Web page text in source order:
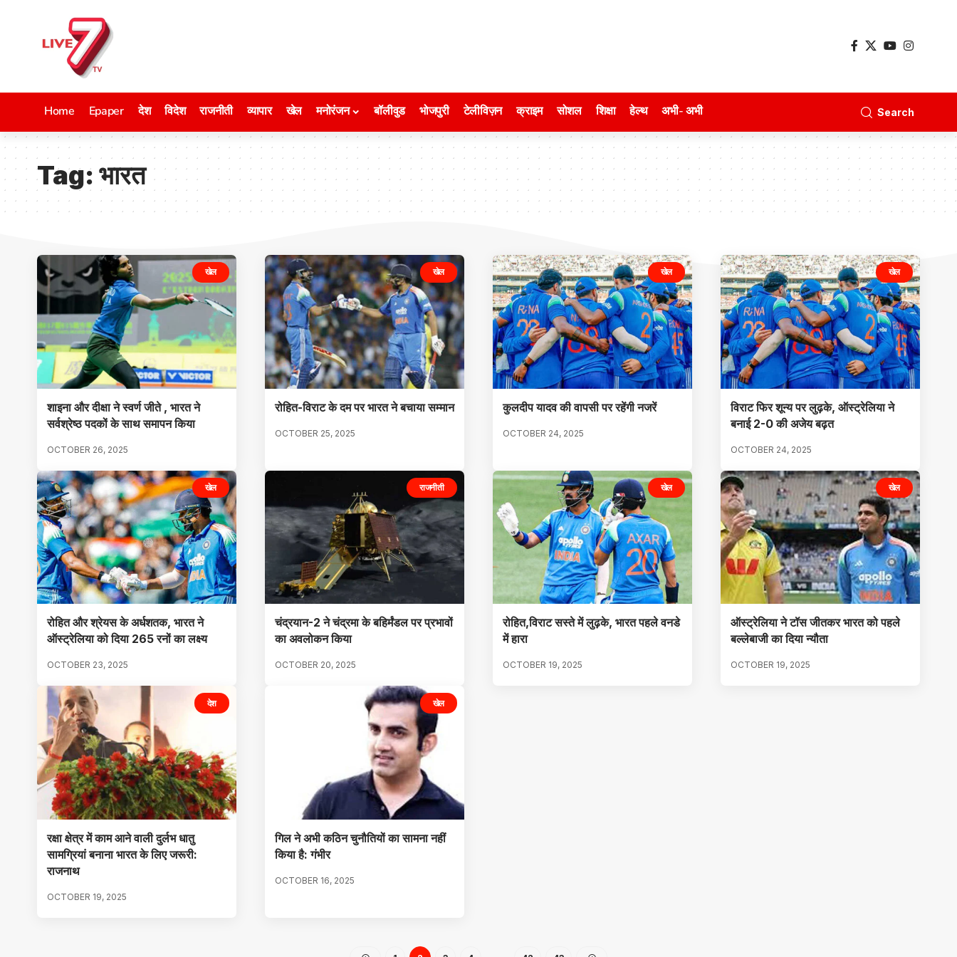
Home Epaper देश विदेश राजनीती व्यापार खेल मनोरंजन बॉलीवुड भोजपुरी टेलीविज़न क्राइम सोशल शिक्षा हेल्थ अभी- अभी Search
Tag: भारत
खेल
शाइना और दीक्षा ने स्वर्ण जीते , भारत ने
सर्वश्रेष्ठ पदकों के साथ समापन किया
OCTOBER 26, 2025
खेल
रोहित-विराट के दम पर भारत ने बचाया सम्मान
OCTOBER 25, 2025
खेल
कुलदीप यादव की वापसी पर रहेंगी नजरें
OCTOBER 24, 2025
खेल
विराट फिर शून्य पर लुढ़के, ऑस्ट्रेलिया ने
बनाई 2-0 की अजेय बढ़त
OCTOBER 24, 2025
खेल
रोहित और श्रेयस के अर्धशतक, भारत ने
ऑस्ट्रेलिया को दिया 265 रनों का लक्ष्य
OCTOBER 23, 2025
राजनीती
चंद्रयान-2 ने चंद्रमा के बहिर्मंडल पर प्रभावों
का अवलोकन किया
OCTOBER 20, 2025
खेल
रोहित,विराट सस्ते में लुढ़के, भारत पहले वनडे
में हारा
OCTOBER 19, 2025
खेल
ऑस्ट्रेलिया ने टॉस जीतकर भारत को पहले
बल्लेबाजी का दिया न्यौता
OCTOBER 19, 2025
देश
रक्षा क्षेत्र में काम आने वाली दुर्लभ धातु
सामग्रियां बनाना भारत के लिए जरूरी:
राजनाथ
OCTOBER 19, 2025
खेल
गिल ने अभी कठिन चुनौतियों का सामना नहीं
किया है: गंभीर
OCTOBER 16, 2025